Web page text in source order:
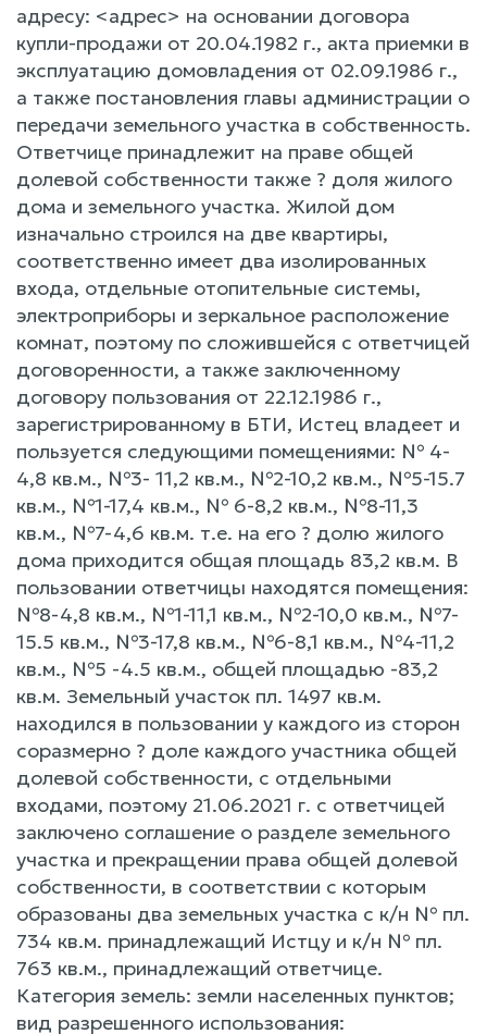
адресу: <адрес> на основании договора
купли-продажи от 20.04.1982 г., акта приемки в
эксплуатацию домовладения от 02.09.1986 г.,
а также постановления главы администрации о
передачи земельного участка в собственность.
Ответчице принадлежит на праве общей
долевой собственности также ? доля жилого
дома и земельного участка. Жилой дом
изначально строился на две квартиры,
соответственно имеет два изолированных
входа, отдельные отопительные системы,
электроприборы и зеркальное расположение
комнат, поэтому по сложившейся с ответчицей
договоренности, а также заключенному
договору пользования от 22.12.1986 г.,
зарегистрированному в БТИ, Истец владеет и
пользуется следующими помещениями: № 4-
4,8 кв.м., №3- 11,2 кв.м., №2-10,2 кв.м., №5-15.7
кв.м., №1-17,4 кв.м., № 6-8,2 кв.м., №8-11,3
кв.м., №7-4,6 кв.м. т.е. на его ? долю жилого
дома приходится общая площадь 83,2 кв.м. В
пользовании ответчицы находятся помещения:
№8-4,8 кв.м., №1-11,1 кв.м., №2-10,0 кв.м., №7-
15.5 кв.м., №3-17,8 кв.м., №6-8,1 кв.м., №4-11,2
кв.м., №5 -4.5 кв.м., общей площадью -83,2
кв.м. Земельный участок пл. 1497 кв.м.
находился в пользовании у каждого из сторон
соразмерно ? доле каждого участника общей
долевой собственности, с отдельными
входами, поэтому 21.06.2021 г. с ответчицей
заключено соглашение о разделе земельного
участка и прекращении права общей долевой
собственности, в соответствии с которым
образованы два земельных участка с к/н № пл.
734 кв.м. принадлежащий Истцу и к/н № пл.
763 кв.м., принадлежащий ответчице.
Категория земель: земли населенных пунктов;
вид разрешенного использования: